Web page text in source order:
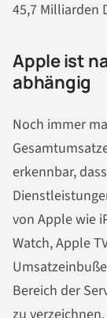
45,7 Milliarden
Apple ist
abhängig
Noch immer
erkennbar,
von Apple wie
Watch, Apple
Bereich der